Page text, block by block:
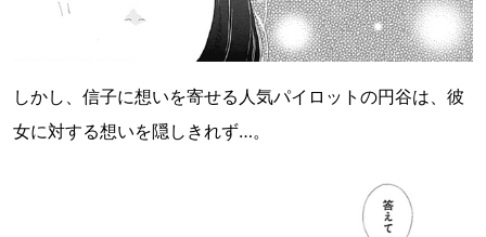
しかし、信子に想いを寄せる人気パイロットの円谷は、彼
女に対する想いを隠しきれず…。